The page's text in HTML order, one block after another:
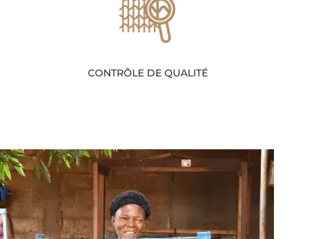
CONTRÔLE DE QUALITÉ